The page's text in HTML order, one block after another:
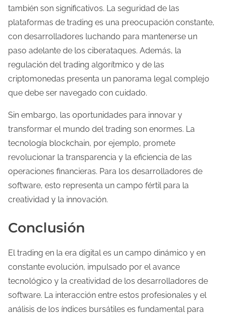
también son significativos. La seguridad de las
plataformas de trading es una preocupación constante,
con desarrolladores luchando para mantenerse un
paso adelante de los ciberataques. Además, la
regulación del trading algorítmico y de las
criptomonedas presenta un panorama legal complejo
que debe ser navegado con cuidado.
Sin embargo, las oportunidades para innovar y
transformar el mundo del trading son enormes. La
tecnología blockchain, por ejemplo, promete
revolucionar la transparencia y la eficiencia de las
operaciones financieras. Para los desarrolladores de
software, esto representa un campo fértil para la
creatividad y la innovación.
Conclusión
El trading en la era digital es un campo dinámico y en
constante evolución, impulsado por el avance
tecnológico y la creatividad de los desarrolladores de
software. La interacción entre estos profesionales y el
análisis de los índices bursátiles es fundamental para